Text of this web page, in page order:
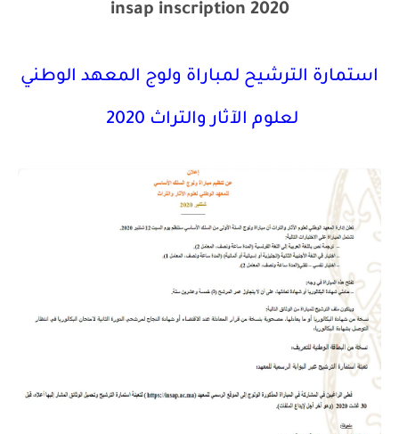
insap inscription 2020
استمارة الترشيح لمباراة ولوج المعهد الوطني
لعلوم الآثار والتراث 2020